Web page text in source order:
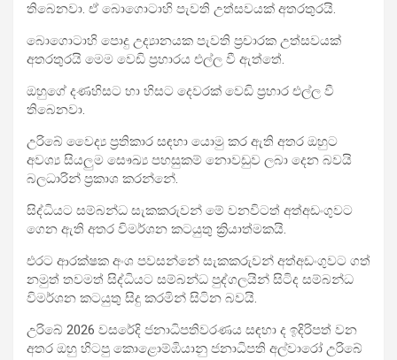
තිබෙනවා. ඒ බොගොටාහි පැවති උත්සවයක් අතරතුරයි.
බොගොටාහි පොදු උද්‍යානයක පැවති ප්‍රචාරක උත්සවයක්
අතරතුරයි මෙම වෙඩි ප්‍රහාරය එල්ල වී ඇත්තේ.
ඔහුගේ දණහිසට හා හිසට දෙවරක් වෙඩි ප්‍රහාර එල්ල වී
තිබෙනවා.
උරිබේ වෛද්‍ය ප්‍රතිකාර සඳහා යොමු කර ඇති අතර ඔහුට
අවශ්‍ය සියලුම සෞඛ්‍ය පහසුකම් නොවඩුව ලබා දෙන බවයි
බලධාරින් ප්‍රකාශ කරන්නේ.
සිද්ධියට සම්බන්ධ සැකකරුවන් මේ වනවිටත් අත්අඩංගුවට
ගෙන ඇති අතර විමර්ශන කටයුතු ක්‍රියාත්මකයි.
එරට ආරක්ෂක අංශ පවසන්නේ සැකකරුවන් අත්අඩංගුවට ගත්
නමුත් තවමත් සිද්ධියට සම්බන්ධ පුද්ගලයින් සිටිද සම්බන්ධ
විමර්ශන කටයුතු සිදු කරමින් සිටින බවයි.
උරිබේ 2026 වසරේදි ජනාධිපතිවරණය සඳහා ද ඉදිරිපත් වන
අතර ඔහු හිටපු කොළොම්ඹියානු ජනාධිපති අල්වාරෝ උරිබේ